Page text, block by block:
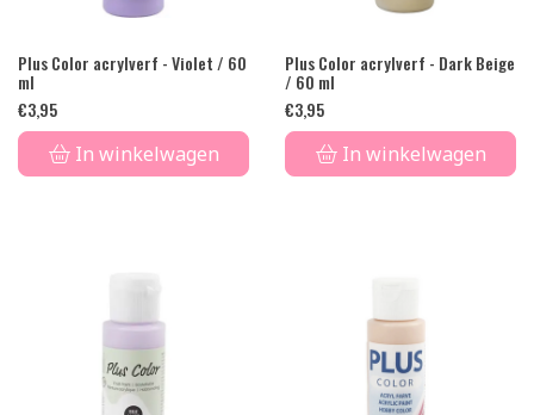
Plus Color acrylverf - Violet / 60
ml
€3,95
In winkelwagen
Plus Color acrylverf - Dark Beige
/ 60 ml
€3,95
In winkelwagen